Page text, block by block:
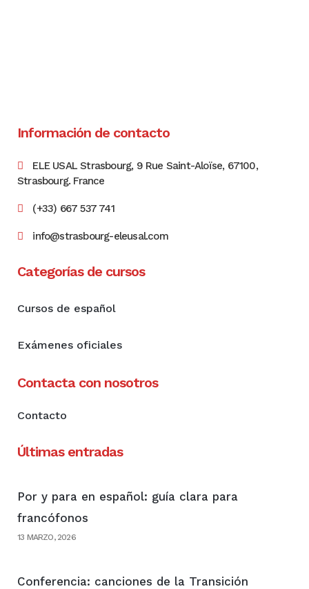
Información de contacto
ELE USAL Strasbourg, 9 Rue Saint-Aloïse, 67100,
Strasbourg. France
(+33) 667 537 741
info@strasbourg-eleusal.com
Categorías de cursos
Cursos de español
Exámenes oficiales
Contacta con nosotros
Contacto
Últimas entradas
Por y para en español: guía clara para
francófonos
13 MARZO, 2026
Conferencia: canciones de la Transición